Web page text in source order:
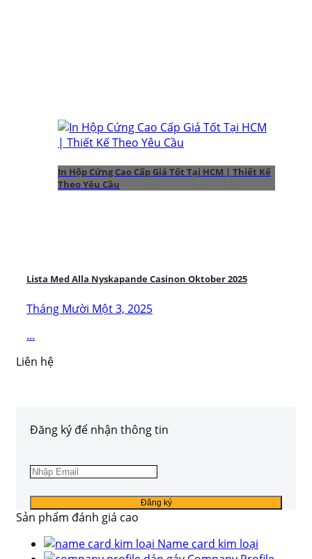
In Hộp Cứng Cao Cấp Giá Tốt Tại HCM | Thiết Kế
Theo Yêu Cầu
Lista Med Alla Nyskapande Casinon Oktober 2025
Tháng Mười Một 3, 2025
...
Liên hệ
Đăng ký để nhận thông tin
Sản phẩm đánh giá cao
Name card kim loại